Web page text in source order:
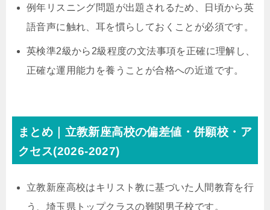
例年リスニング問題が出題されるため、日頃から英
語音声に触れ、耳を慣らしておくことが必須です。
英検準2級から2級程度の文法事項を正確に理解し、
正確な運用能力を養うことが合格への近道です。
まとめ｜立教新座高校の偏差値・併願校・ア
クセス(2026-2027)
立教新座高校はキリスト教に基づいた人間教育を行
う、埼玉県トップクラスの難関男子校です。